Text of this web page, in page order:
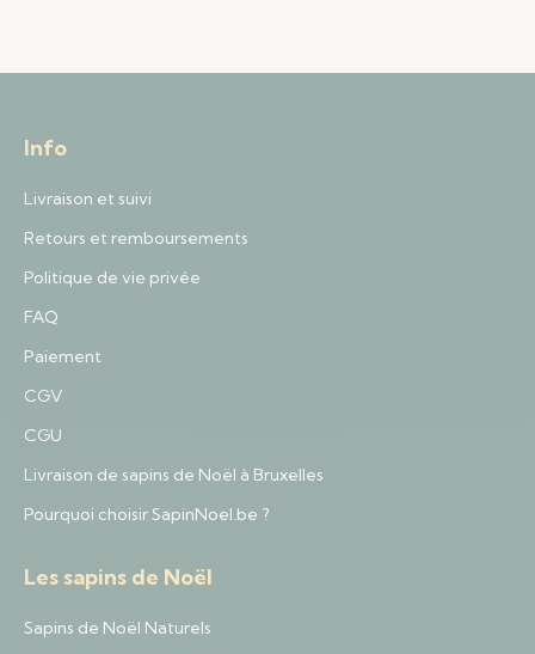
Info
Livraison et suivi
Retours et remboursements
Politique de vie privée
FAQ
Paiement
CGV
CGU
Livraison de sapins de Noël à Bruxelles
Pourquoi choisir SapinNoel.be ?
Les sapins de Noël
Sapins de Noël Naturels